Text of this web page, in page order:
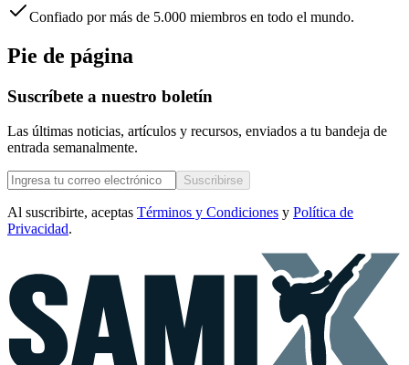
Confiado por más de 5.000 miembros en todo el mundo.
Pie de página
Suscríbete a nuestro boletín
Las últimas noticias, artículos y recursos, enviados a tu bandeja de
entrada semanalmente.
Suscribirse
Al suscribirte, aceptas Términos y Condiciones y Política de
Privacidad.